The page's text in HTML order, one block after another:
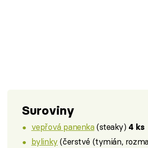
Suroviny
vepřová panenka(steaky) 4 ks
bylinky (čerstvé (tymián,